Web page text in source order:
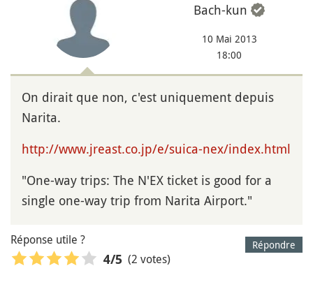
Bach-kun
10 Mai 2013
18:00
On dirait que non, c'est uniquement depuis
Narita.
http://www.jreast.co.jp/e/suica-nex/index.html
"One-way trips: The N'EX ticket is good for a
single one-way trip from Narita Airport."
Répondre
Réponse utile ?
4/5 (2 votes)